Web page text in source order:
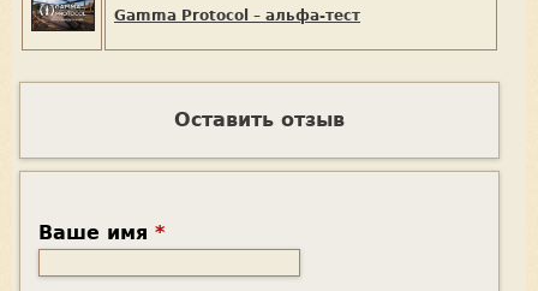
Gamma Protocol – альфа-тест
Оставить отзыв
Ваше имя *